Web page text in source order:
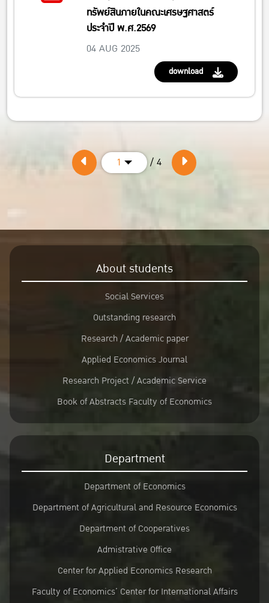
ทรัพย์สินภายในคณะเศรษฐศาสตร์
ประจำปี พ.ศ.2569
04 AUG 2025
download
1 / 4
About students
Social Services
Outstanding research
Research / Academic paper
Applied Economics Journal
Research Project / Academic Service
Book of Abstracts Faculty of Economics
Department
Department of Economics
Department of Agricultural and Resource Economics
Department of Cooperatives
Admistrative Office
Center for Applied Economics Research
Faculty of Economics’ Center for International Affairs